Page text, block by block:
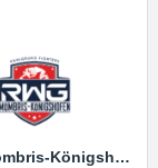
RWG Mömbris-Königshofen